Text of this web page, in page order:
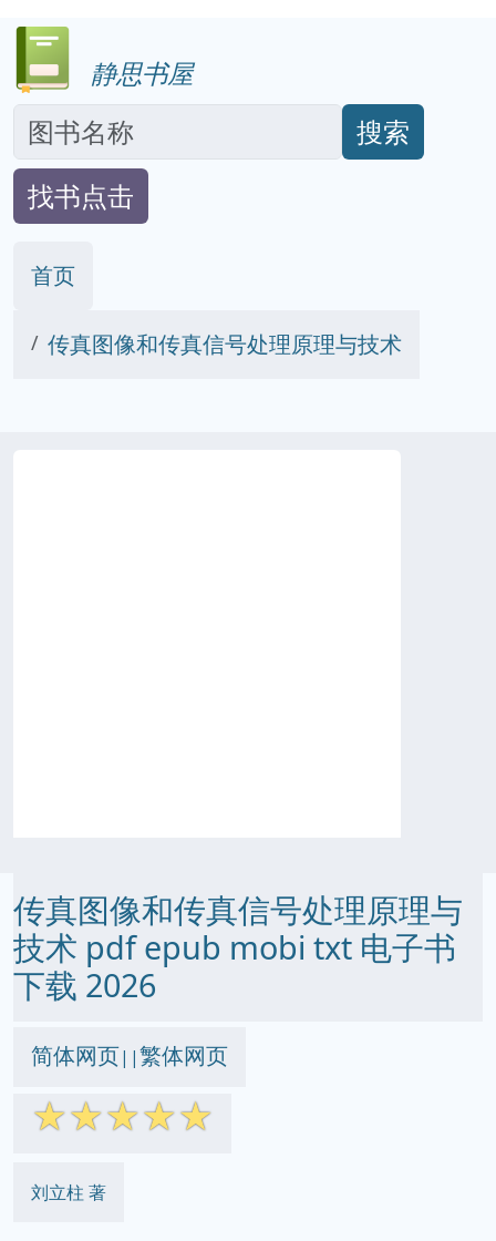
静思书屋
搜索
找书点击
首页
传真图像和传真信号处理原理与技术
传真图像和传真信号处理原理与
技术 pdf epub mobi txt 电子书
下载 2026
简体网页||繁体网页
☆☆☆☆☆
刘立柱 著